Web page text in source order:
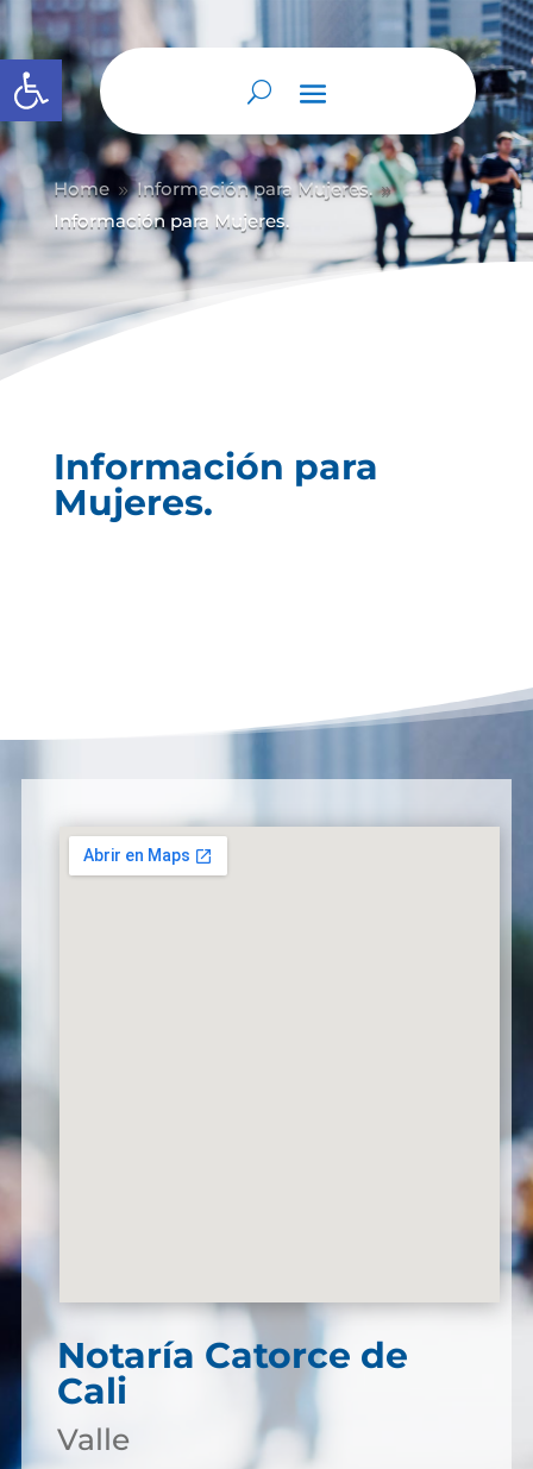
Abrir barra de herramientas
Home 9 Información para Mujeres. 9
Información para Mujeres.
Información para
Mujeres.
Notaría Catorce de
Cali
Valle